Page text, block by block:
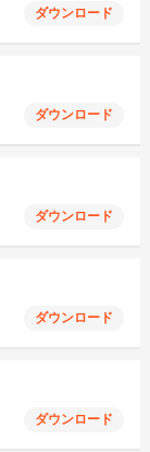
ダウンロード
ダウンロード
ダウンロード
ダウンロード
ダウンロード